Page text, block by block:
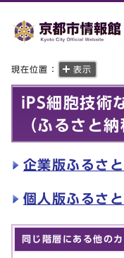
現在位置： 表示
iPS細胞技術
（ふるさと納
企業版ふるさ
個人版ふるさ
同じ階層にある他のカ